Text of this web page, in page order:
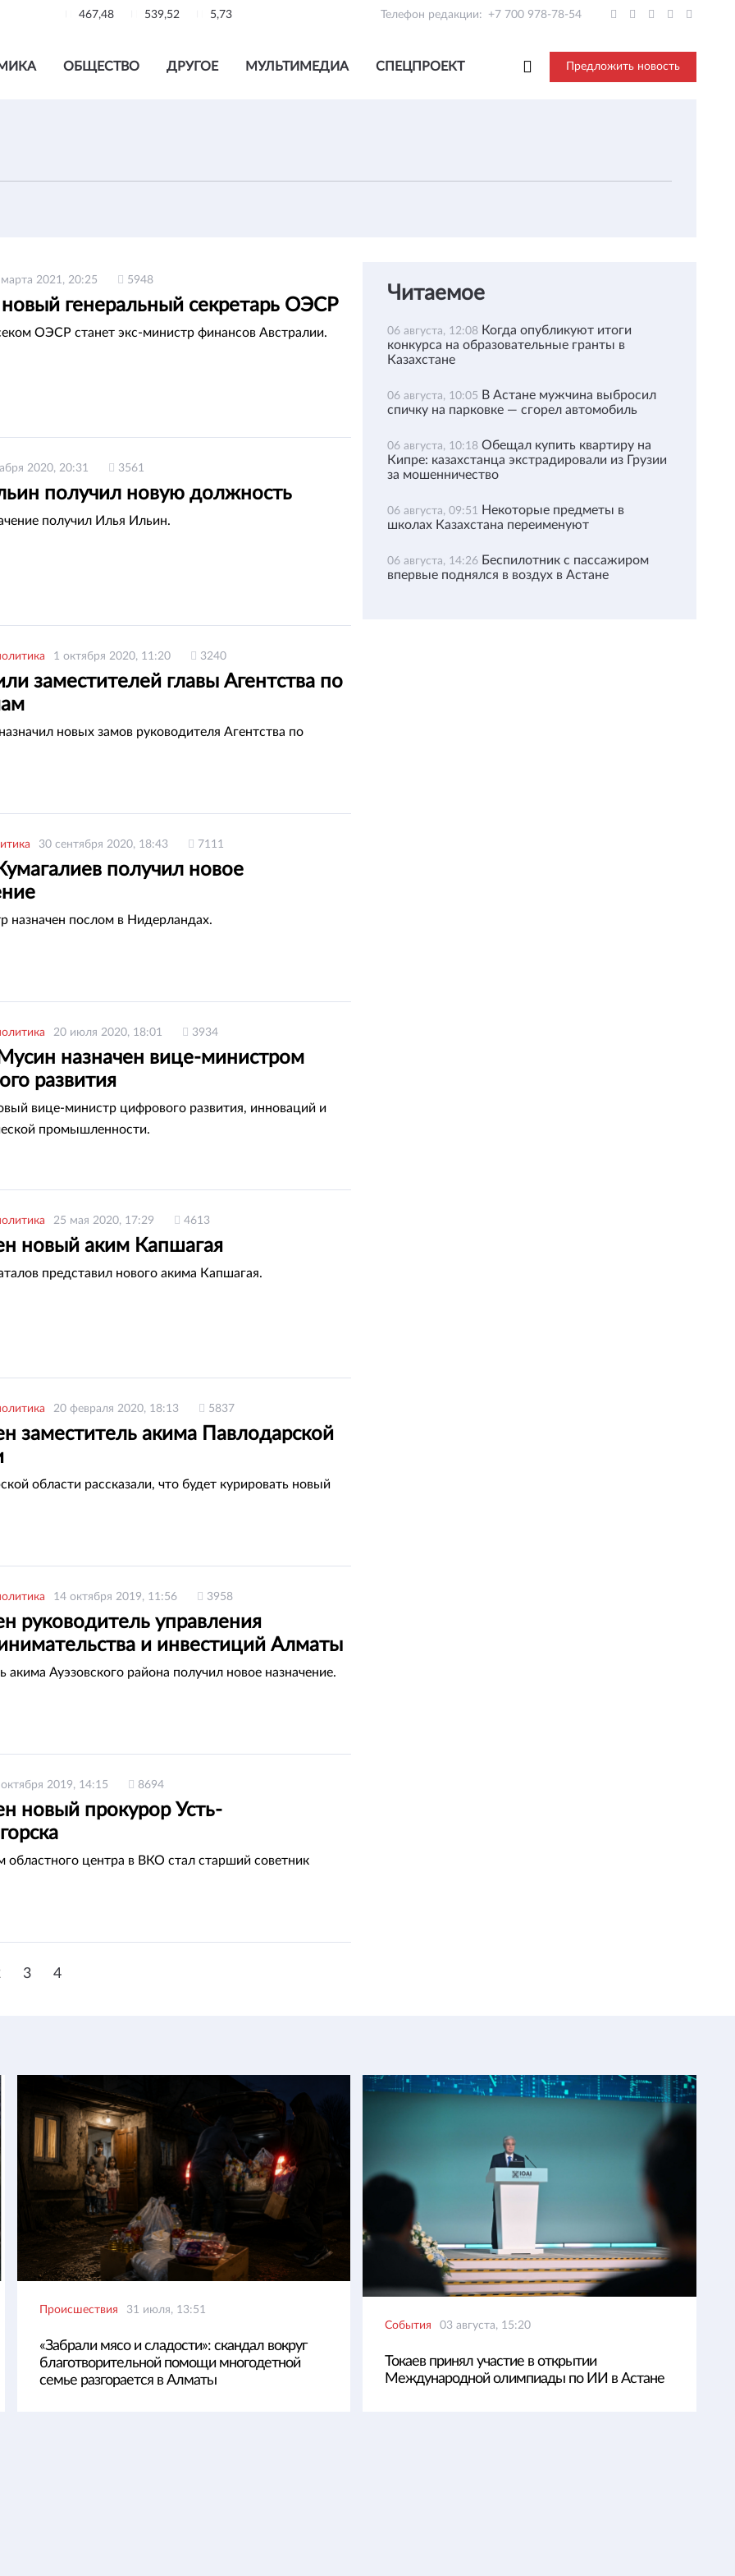
467,48 539,52 5,73 Телефон редакции: +7 700 978-78-54
ОБЩЕСТВО ДРУГОЕ МУЛЬТИМЕДИА СПЕЦПРОЕКТ Предложить новость
2021, 20:25 5948
генеральный секретарь ОЭСР
ОЭСР станет экс-министр финансов Австралии.
2020, 20:31 3561
получил новую должность
получил Илья Ильин.
1 октября 2020, 11:20 3240
заместителей главы Агентства по
новых замов руководителя Агентства по
30 сентября 2020, 18:43 7111
получил новое
назначен послом в Нидерландах.
20 июля 2020, 18:01 3934
назначен вице-министром
развития
вице-министр цифрового развития, инноваций и
промышленности.
25 мая 2020, 17:29 4613
новый аким Капшагая
представил нового акима Капшагая.
20 февраля 2020, 18:13 5837
заместитель акима Павлодарской
области рассказали, что будет курировать новый
14 октября 2019, 11:56 3958
руководитель управления
и инвестиций Алматы
акима Ауэзовского района получил новое назначение.
2019, 14:15 8694
новый прокурор Усть-
областного центра в ВКО стал старший советник
3 4
Читаемое
06 августа, 12:08 Когда опубликуют итоги
конкурса на образовательные гранты в
Казахстане
06 августа, 10:05 В Астане мужчина выбросил
спичку на парковке — сгорел автомобиль
06 августа, 10:18 Обещал купить квартиру на
Кипре: казахстанца экстрадировали из Грузии
за мошенничество
06 августа, 09:51 Некоторые предметы в
школах Казахстана переименуют
06 августа, 14:26 Беспилотник с пассажиром
впервые поднялся в воздух в Астане
Происшествия 31 июля, 13:51
«Забрали мясо и сладости»: скандал вокруг
благотворительной помощи многодетной
семье разгорается в Алматы
События 03 августа, 15:20
Токаев принял участие в открытии
Международной олимпиады по ИИ в Астане